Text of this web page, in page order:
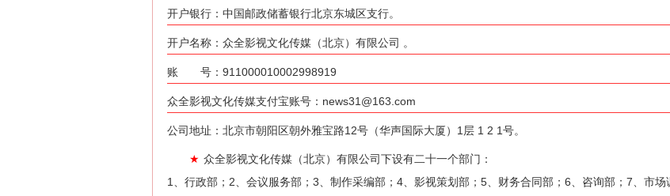
开户银行：中国邮政储蓄银行北京东城区支行。
开户名称：众全影视文化传媒（北京）有限公司 。
账 号：911000010002998919
众全影视文化传媒支付宝账号：news31@163.com
公司地址：北京市朝阳区朝外雅宝路12号（华声国际大厦）1层 1 2 1号。
★ 众全影视文化传媒（北京）有限公司下设有二十一个部门：
1、行政部；2、会议服务部；3、制作采编部；4、影视策划部；5、财务合同部；6、咨询部；7、市